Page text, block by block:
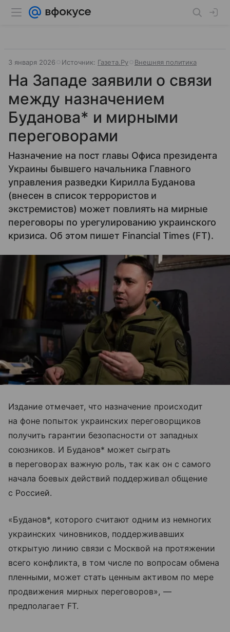
3 января 2026 Источник: Газета.Ру Внешняя политика
На Западе заявили о связи
между назначением
Буданова* и мирными
переговорами
Назначение на пост главы Офиса президента
Украины бывшего начальника Главного
управления разведки Кирилла Буданова
(внесен в список террористов и
экстремистов) может повлиять на мирные
переговоры по урегулированию украинского
кризиса. Об этом пишет Financial Times (FT).
Издание отмечает, что назначение происходит
на фоне попыток украинских переговорщиков
получить гарантии безопасности от западных
союзников. И Буданов* может сыграть
в переговорах важную роль, так как он с самого
начала боевых действий поддерживал общение
с Россией.
«Буданов*, которого считают одним из немногих
украинских чиновников, поддерживавших
открытую линию связи с Москвой на протяжении
всего конфликта, в том числе по вопросам обмена
пленными, может стать ценным активом по мере
продвижения мирных переговоров», —
предполагает FT.